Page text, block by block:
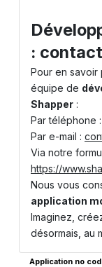
:
Pour en savoir
équipe de
Shapper :
Par téléphone
Par e-mail :
Via notre
https://
Nous vous
application
Imaginez,
désormais, au
Application no